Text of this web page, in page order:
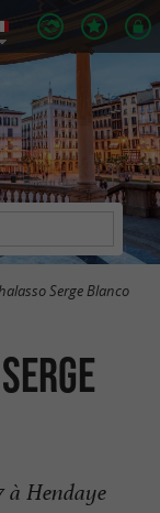
Serge Blanco
à Hendaye